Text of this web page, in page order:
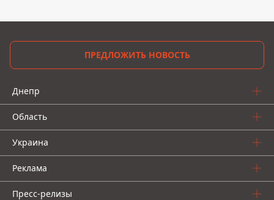
ПРЕДЛОЖИТЬ НОВОСТЬ
Днепр
Область
Украина
Реклама
Пресс-релизы